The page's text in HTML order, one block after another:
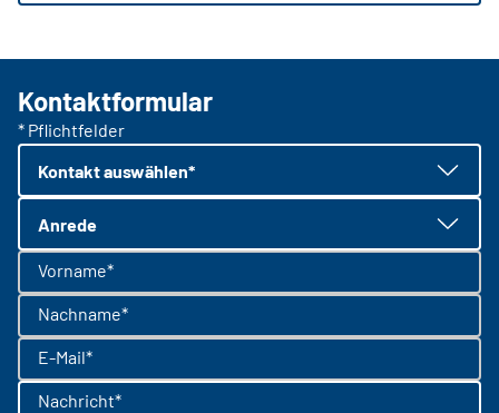
Kontaktformular
* Pflichtfelder
Kontakt auswählen*
Anrede
Vorname*
Nachname*
E-Mail*
Nachricht*